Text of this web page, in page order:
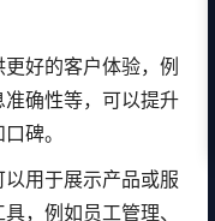
好的客户体验，例
确性等，可以提升
碑。
用于展示产品或服
，例如员工管理、